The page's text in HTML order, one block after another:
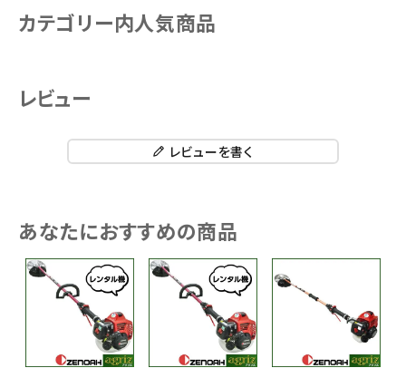
カテゴリー内人気商品
レビュー
レビューを書く
あなたにおすすめの商品